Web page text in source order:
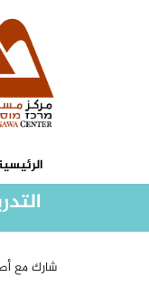
شارك مع